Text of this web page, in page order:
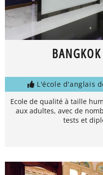
L'école d'anglais
Ecole de qualité à taille
aux adultes, avec de
tests et